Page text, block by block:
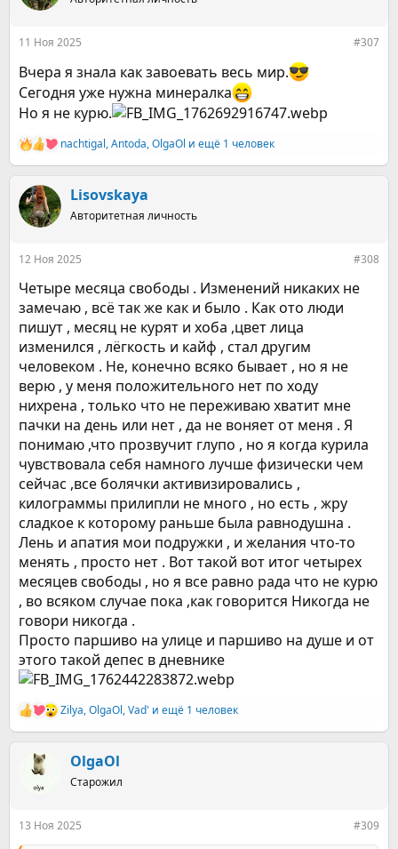
и
11 Ноя 2025 #307
Вчера я знала как завоевать весь мир.
Сегодня уже нужна минералка
Но я не курю.
Р
е
к
ц
и
nachtigal,Antoda,OlgaOl и ещё 1 человек
Lisovskaya
Авторитетная личность
12 Ноя 2025 #308
Четыре месяца свободы . Изменений никаких не
замечаю , всё так же как и было . Как ото люди
пишут , месяц не курят и хоба ,цвет лица
изменился , лёгкость и кайф , стал другим
человеком . Не, конечно всяко бывает , но я не
верю , у меня положительного нет по ходу
нихрена , только что не переживаю хватит мне
пачки на день или нет , да не воняет от меня . Я
понимаю ,что прозвучит глупо , но я когда курила
чувствовала себя намного лучше физически чем
сейчас ,все болячки активизировались ,
килограммы прилипли не много , но есть , жру
сладкое к которому раньше была равнодушна .
Лень и апатия мои подружки , и желания что-то
менять , просто нет . Вот такой вот итог четырех
месяцев свободы , но я все равно рада что не курю
, во всяком случае пока ,как говорится Никогда не
говори никогда .
Просто паршиво на улице и паршиво на душе и от
этого такой депес в дневнике
Р
е
Zilya,OlgaOl,Vad' и ещё 1 человек
OlgaOl
Старожил
13 Ноя 2025 #309